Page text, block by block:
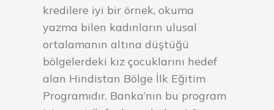
kredilere iyi bir örnek, okuma
yazma bilen kadınların ulusal
ortalamanın altına düştüğü
bölgelerdeki kız çocuklarını hedef
alan Hindistan Bölge İlk Eğitim
Programıdır. Banka’nın bu program